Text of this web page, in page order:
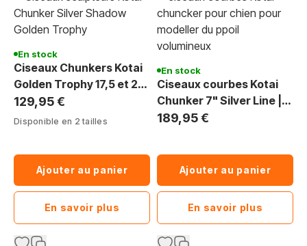
En stock
Ciseaux Chunkers Kotai
Golden Trophy 17,5 et 20
cm
129,95 €
Disponible en 2 tailles
Ajouter au panier
En savoir plus
En stock
Ciseaux courbes Kotai
Chunker 7" Silver Line |
Sculpter volumes et
189,95 €
Ajouter au panier
En savoir plus